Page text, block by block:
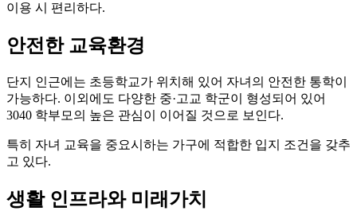
이용 시 편리하다.
안전한 교육환경
단지 인근에는 초등학교가 위치해 있어 자녀의 안전한 통학이
가능하다. 이외에도 다양한 중·고교 학군이 형성되어 있어
3040 학부모의 높은 관심이 이어질 것으로 보인다.
특히 자녀 교육을 중요시하는 가구에 적합한 입지 조건을 갖추
고 있다.
생활 인프라와 미래가치